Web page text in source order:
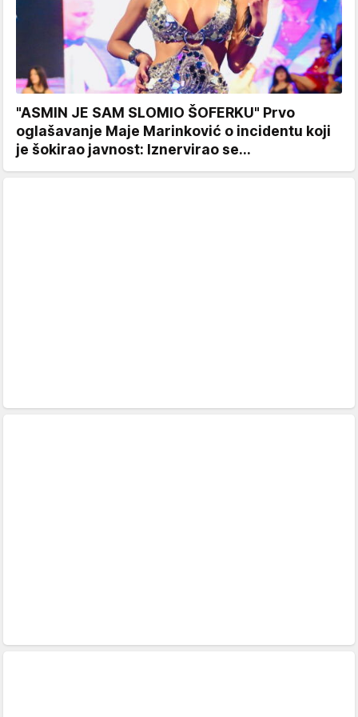
"ASMIN JE SAM SLOMIO ŠOFERKU" Prvo
oglašavanje Maje Marinković o incidentu koji
je šokirao javnost: Iznervirao se...